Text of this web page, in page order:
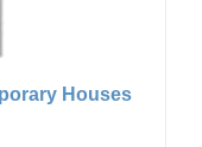
Houses